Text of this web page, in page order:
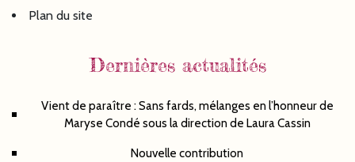
Plan du site
Dernières actualités
Vient de paraître : Sans fards, mélanges en l’honneur de
Maryse Condé sous la direction de Laura Cassin
Nouvelle contribution